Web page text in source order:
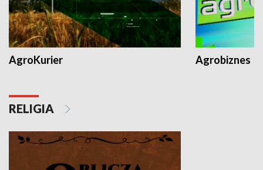
AgroKurier Agrobiznes
RELIGIA